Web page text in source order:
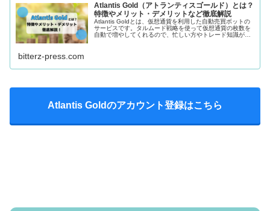
Atlantis Gold（アトランティスゴールド）とは？
特徴やメリット・デメリットなど徹底解説
Atlantis Goldとは、仮想通貨を利用した自動売買ボットの
サービスです。タルムード戦略を使って仮想通貨の枚数を
自動で増やしてくれるので、忙しい方やトレード知識がな
bitterz-press.com
Atlantis Goldのアカウント登録はこちら